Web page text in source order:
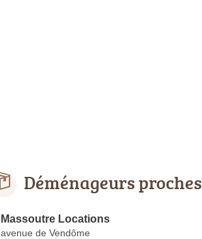
Déménageurs proches
Massoutre Locations
avenue de Vendôme